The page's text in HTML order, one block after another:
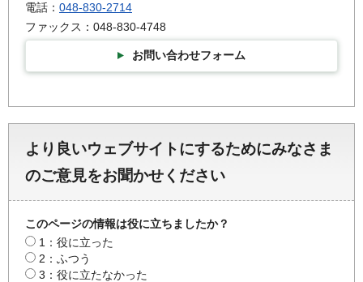
電話： 048-830-2714
ファックス：048-830-4748
お問い合わせフォーム
より良いウェブサイトにするためにみなさま
のご意見をお聞かせください
このページの情報は役に立ちましたか？
1：役に立った
2：ふつう
3：役に立たなかった